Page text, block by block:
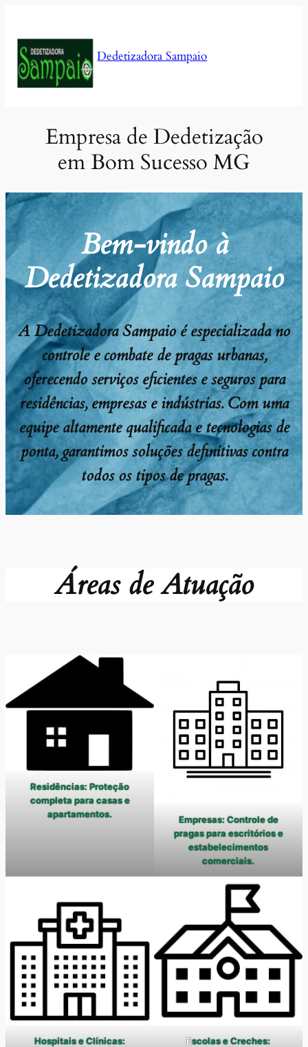
conteúdo
Dedetizadora Sampaio
Empresa de Dedetização
em Bom Sucesso MG
Bem-vindo à
Dedetizadora Sampaio
A Dedetizadora Sampaio é especializada no
controle e combate de pragas urbanas,
oferecendo serviços eficientes e seguros para
residências, empresas e indústrias. Com uma
equipe altamente qualificada e tecnologias de
ponta, garantimos soluções definitivas contra
todos os tipos de pragas.
Áreas de Atuação
Residências: Proteção
completa para casas e
apartamentos.
Empresas: Controle de
pragas para escritórios e
estabelecimentos
comerciais.
Hospitais e Clínicas:
Escolas e Creches: